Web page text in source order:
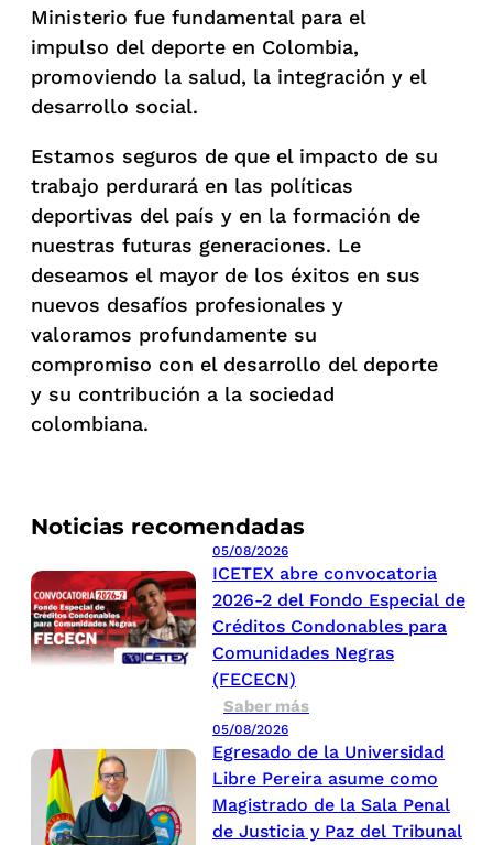
Noticias recomendadas
05/08/2026
ICETEX abre convocatoria
2026-2 del Fondo Especial de
Créditos Condonables para
Comunidades Negras
(FECECN)
Saber más
05/08/2026
Egresado de la Universidad
Libre Pereira asume como
Magistrado de la Sala Penal
de Justicia y Paz del Tribunal
Ministerio fue fundamental para el
impulso del deporte en Colombia,
promoviendo la salud, la integración y el
desarrollo social.
Estamos seguros de que el impacto de su
trabajo perdurará en las políticas
deportivas del país y en la formación de
nuestras futuras generaciones. Le
deseamos el mayor de los éxitos en sus
nuevos desafíos profesionales y
valoramos profundamente su
compromiso con el desarrollo del deporte
y su contribución a la sociedad
colombiana.